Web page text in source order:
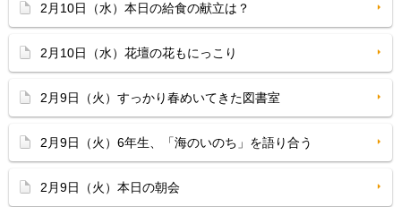
2月10日（水）本日の給食の献立は？
2月10日（水）花壇の花もにっこり
2月9日（火）すっかり春めいてきた図書室
2月9日（火）6年生、「海のいのち」を語り合う
2月9日（火）本日の朝会